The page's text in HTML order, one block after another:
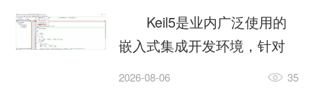
这样？因为AI，就是个只会
耍嘴皮子的书呆子。它脑子
里有海量知识，但没有真正
激发出来实力。而
Keil5是业内广泛使用的
嵌入式集成开发环境，针对
ARM、51内核单片机提供编
2026-08-06 35